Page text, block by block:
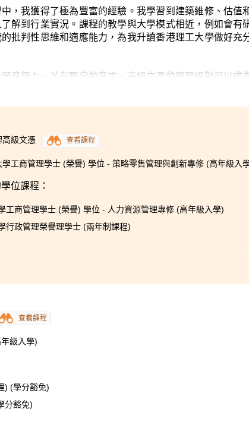
，我獲得了極為豐富的經驗。我學習到建築維修、估值
解到行業實況。課程的教學與大學模式相近，例如會有
批判性思維和適應能力，為我升讀香港理工大學做好充
意努力，並有堅定的意志，高級文憑的學習絕對可以成
們的指導和同學們的支持。這段學術旅程讓我明白，只要
級文憑
查看課程
工商管理學士 (榮譽) 學位 - 策略零售管理與創新專修 (高年級入
位課程：
工商管理學士 (榮譽) 學位 - 人力資源管理專修 (高年級入學)
行政管理榮譽理學士 (兩年制課程)
提供了寶貴的學習體驗和友善的學習環境，並讓我
到講師悉心的指導和支持，以及安排到酒店實習，使我
在書院所學到的知識和技能，對我未來升學及就業會有
查看課程
級入學)
) (學分豁免)
分豁免)